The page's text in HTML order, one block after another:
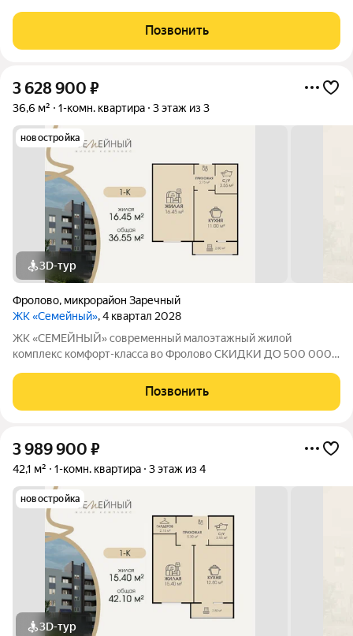
площадью 42,1 м с продуманной современной планировкой:
Позвонить
3 628 900 ₽
36,6 м² 1-комн. квартира 3 этаж из 3
новостройка
3D-тур
Фролово, микрорайон Заречный
ЖК «Семейный», 4 квартал 2028
ЖК «СЕМЕЙНЫЙ» современный малоэтажный жилой
комплекс комфорт-класса во Фролово СКИДКИ ДО 500 000
продуманной современной планировкой: жилая площадь 16.45
Позвонить
3 989 900 ₽
42,1 м² 1-комн. квартира 3 этаж из 4
новостройка
3D-тур